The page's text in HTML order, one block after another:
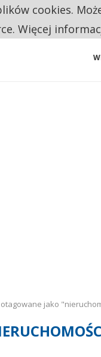
W EUROPEJSKI
jako
cookies.
Więcej